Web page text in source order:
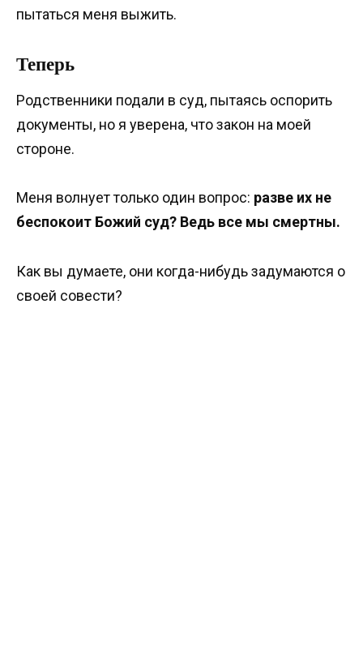
пытаться меня выжить.
Теперь
Родственники подали в суд, пытаясь оспорить
документы, но я уверена, что закон на моей
стороне.
Меня волнует только один вопрос: разве их не
беспокоит Божий суд? Ведь все мы смертны.
Как вы думаете, они когда-нибудь задумаются о
своей совести?